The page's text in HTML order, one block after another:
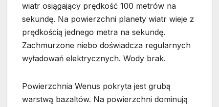
wiatr osiągający prędkość 100 metrów na
sekundę. Na powierzchni planety wiatr wieje z
prędkością jednego metra na sekundę.
Zachmurzone niebo doświadcza regularnych
wyładowań elektrycznych. Wody brak.
Powierzchnia Wenus pokryta jest grubą
warstwą bazaltów. Na powierzchni dominują